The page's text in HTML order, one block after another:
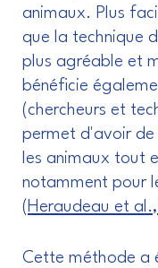
animaux. Plus
que la technique
plus agréable et
bénéficie
(chercheurs et
permet d'avoir de
les animaux tout
notamment pour
( Heraudeau et
Cette méthode a